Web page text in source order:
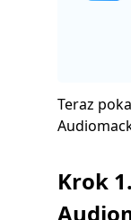
Teraz
Krok